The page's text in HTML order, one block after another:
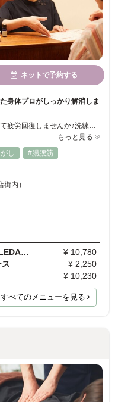
ネットで予約する
身体プロがしっかり解消しま
日頃のお仕事などでお疲れの身体をほぐして疲労回復しませんか♪洗練された熟練の技術で体の芯までじっくりとほぐす◎慢性的な肩こりや腰痛、疲れを改善しますよ！！整体は細かく時間が分かれお気軽コースからじっくりコースまで♪お一人おひとりの悩みに合わせて体のバランスを見ながら施術致します☆初めての方も大歓迎！ご来店お待ちしております★
もっと見る
し
#腸腰筋
内）
足つぼ反射区療法90分コース（WELEDAオーガニックア…
¥ 10,780
¥ 2,250
¥ 10,230
すべてのメニューを見る